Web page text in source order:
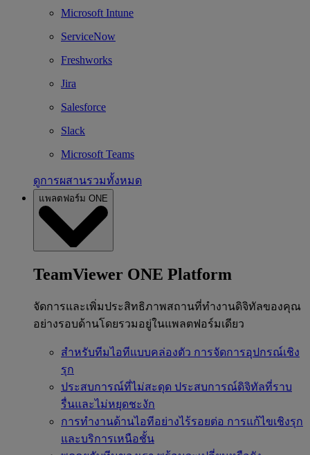
Microsoft Intune
ServiceNow
Freshworks
Jira
Salesforce
Slack
Microsoft Teams
ดูการผสานรวมทั้งหมด
แพลตฟอร์ม ONE
TeamViewer ONE Platform
จัดการและเพิ่มประสิทธิภาพสถานที่ทำงานดิจิทัลของคุณ
อย่างรอบด้านโดยรวมอยู่ในแพลตฟอร์มเดียว
สำหรับทีมไอทีแบบคล่องตัว การจัดการอุปกรณ์เชิง
รุก
ประสบการณ์ที่ไม่สะดุด ประสบการณ์ดิจิทัลที่ราบ
รื่นและไม่หยุดชะงัก
การทำงานด้านไอทีอย่างไร้รอยต่อ การแก้ไขเชิงรุก
และบริการเหนือชั้น